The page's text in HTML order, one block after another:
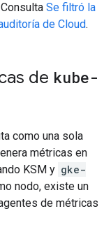
Se filtró la
de Cloud.
de kube-
como una sola
métricas en
KSM y gke-
nodo, existe un
de métricas